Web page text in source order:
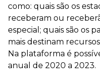
como: quais são os
receberam ou
especial; quais são os
mais destinam
Na plataforma é
anual de 2020 a 2023.